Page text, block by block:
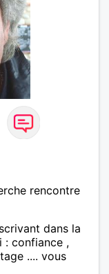
rencontre
dans la
: confiance ,
.... vous